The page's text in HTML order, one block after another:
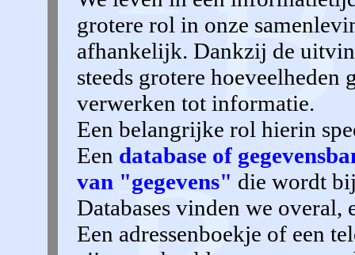
grotere rol in onze
afhankelijk. Dankzij de
steeds grotere hoeveelheden
verwerken tot informatie.
Een belangrijke rol hierin
Een database of
van "gegevens" die wordt
Databases vinden we overal,
Een adressenboekje of een